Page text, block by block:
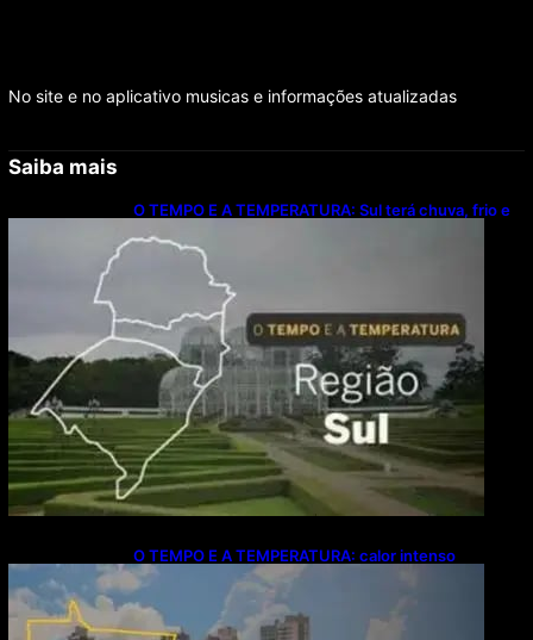
No site e no aplicativo musicas e informações atualizadas
Saiba mais
O TEMPO E A TEMPERATURA: Sul terá chuva, frio e
O TEMPO E A TEMPERATURA: calor intenso
predomina no Centro-Oeste neste domingo (9)